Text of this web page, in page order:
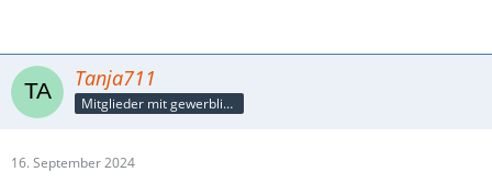
Tanja711
Mitglieder mit gewerblicher Verbindung, auch als Mitarbeiter/in
16. September 2024